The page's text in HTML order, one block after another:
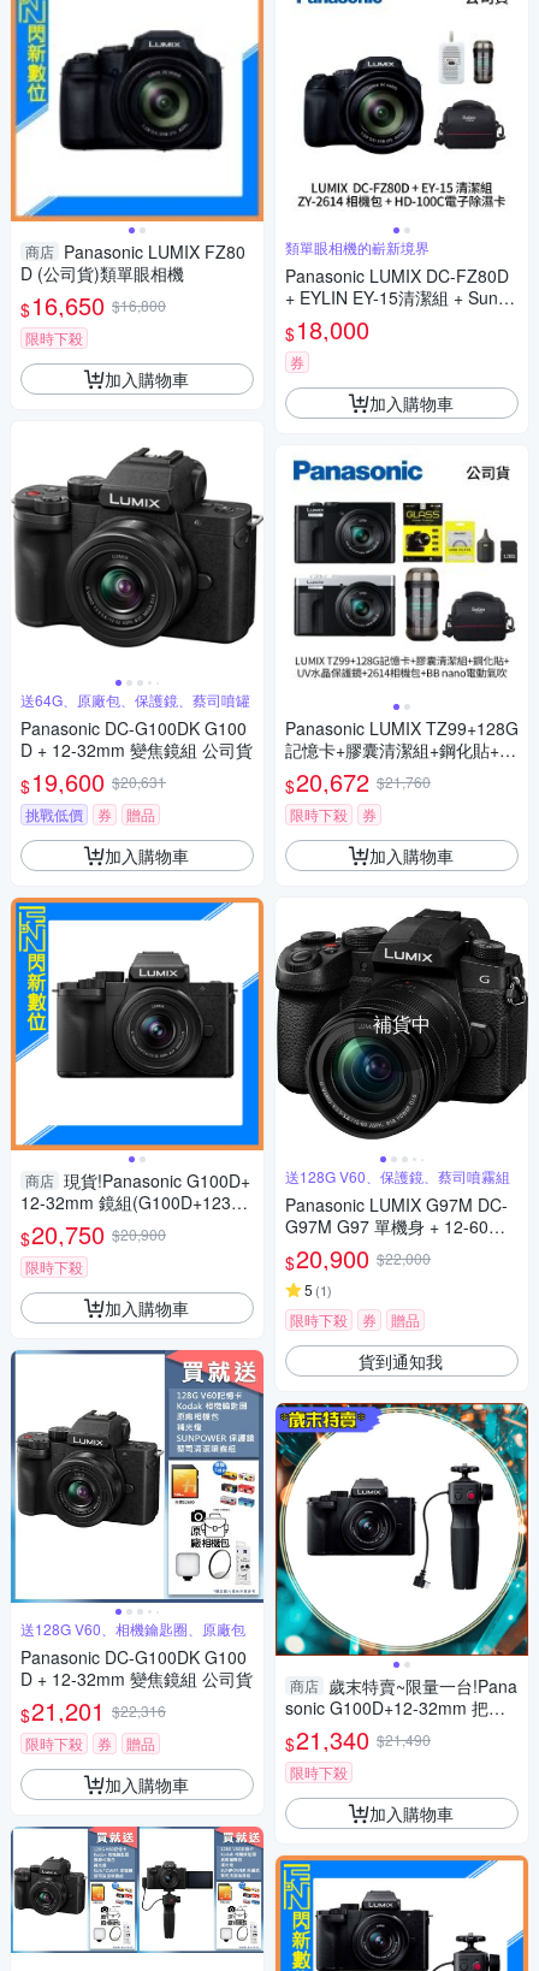
商店 Panasonic LUMIX FZ80
D (公司貨)類單眼相機
$16,650 $16,800
限時下殺
加入購物車
送64G、原廠包、保護鏡、蔡司噴罐
Panasonic DC-G100DK G100
D + 12-32mm 變焦鏡組 公司貨
$19,600 $20,631
挑戰低價
券 贈品
加入購物車
商店 現貨!Panasonic G100D+
12-32mm 鏡組(G100D+123
2，公司貨)G100
$20,750 $20,900
限時下殺
加入購物車
送128G V60、相機鑰匙圈、原廠包
Panasonic DC-G100DK G100
D + 12-32mm 變焦鏡組 公司貨
$21,201 $22,316
限時下殺
券 贈品
加入購物車
類單眼相機的嶄新境界
Panasonic LUMIX DC-FZ80D
+ EYLIN EY-15清潔組 + SunLi
ght ZY-2614相機包 + EirMai 銳
瑪 HD-100C電子除濕卡 FZ80
D (公司貨)
$18,000
券
加入購物車
Panasonic LUMIX TZ99+128G
記憶卡+膠囊清潔組+鋼化貼+水
晶保護鏡+2614相機包+NITEC
ORE BB nano 迷你電動氣吹
(公司貨)
$20,672 $21,760
限時下殺
券
加入購物車
補貨中
送128G V60、保護鏡、蔡司噴霧組
Panasonic LUMIX G97M DC-
G97M G97 單機身 + 12-60mm
變焦鏡組 公司貨
$20,900 $22,000
5 (1)
限時下殺 券 贈品
貨到通知我
商店 歲末特賣~限量一台!Pana
sonic G100D+12-32mm 把手
組(G100D+1232+SHGR2，公
司貨)
$21,340 $21,490
限時下殺
加入購物車